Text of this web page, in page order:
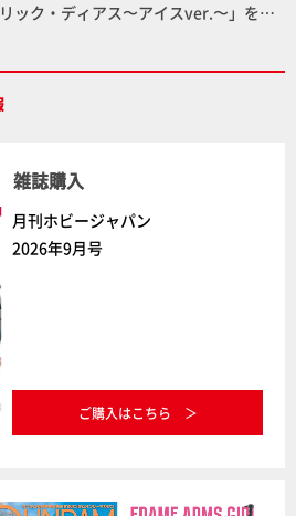
ック・ディアス〜アイスver.〜」を製
雑誌購入
月刊ホビージャパン
2026年9月号
ご購入はこちら